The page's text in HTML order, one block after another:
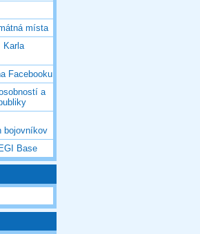
místa
Karla
Facebooku
a
bojovníkov
Base